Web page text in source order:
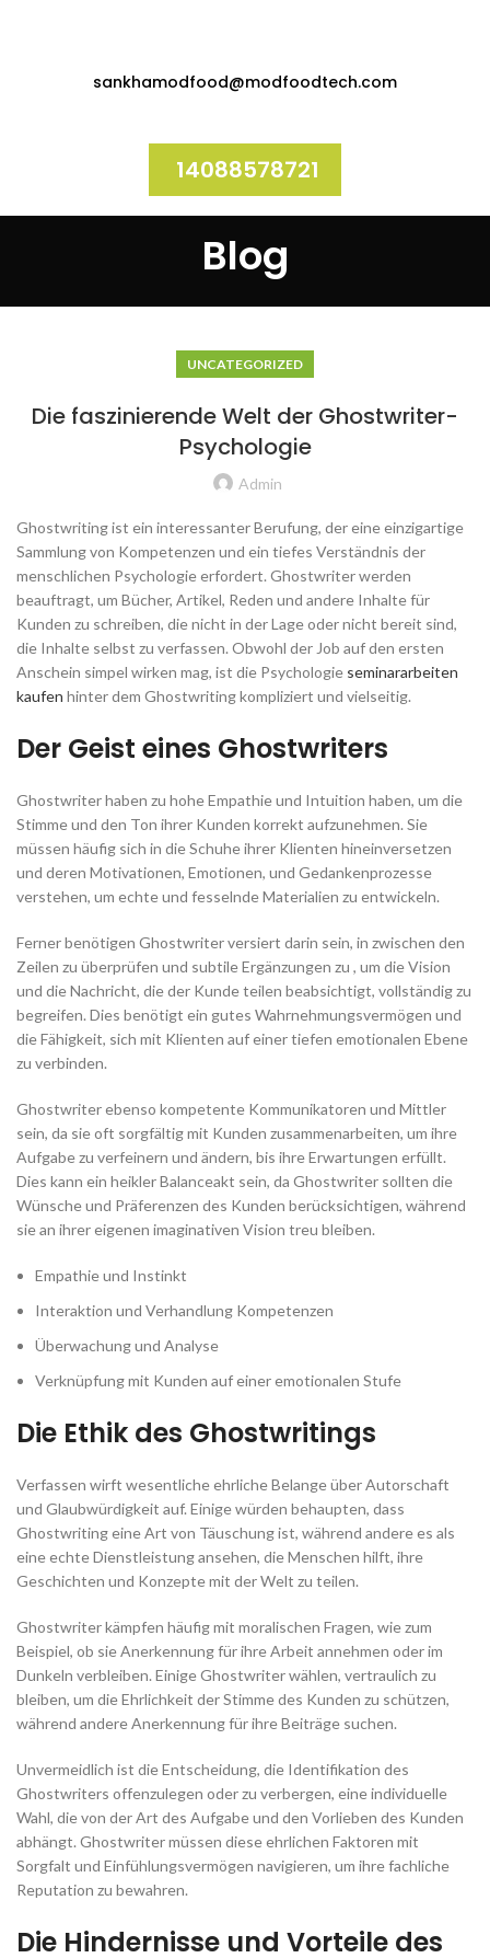
sankhamodfood@modfoodtech.com
14088578721
Blog
UNCATEGORIZED
Die faszinierende Welt der Ghostwriter-
Psychologie
Admin
Ghostwriting ist ein interessanter Berufung, der eine einzigartige
Sammlung von Kompetenzen und ein tiefes Verständnis der
menschlichen Psychologie erfordert. Ghostwriter werden
beauftragt, um Bücher, Artikel, Reden und andere Inhalte für
Kunden zu schreiben, die nicht in der Lage oder nicht bereit sind,
die Inhalte selbst zu verfassen. Obwohl der Job auf den ersten
Anschein simpel wirken mag, ist die Psychologie seminararbeiten
kaufen hinter dem Ghostwriting kompliziert und vielseitig.
Der Geist eines Ghostwriters
Ghostwriter haben zu hohe Empathie und Intuition haben, um die
Stimme und den Ton ihrer Kunden korrekt aufzunehmen. Sie
müssen häufig sich in die Schuhe ihrer Klienten hineinversetzen
und deren Motivationen, Emotionen, und Gedankenprozesse
verstehen, um echte und fesselnde Materialien zu entwickeln.
Ferner benötigen Ghostwriter versiert darin sein, in zwischen den
Zeilen zu überprüfen und subtile Ergänzungen zu , um die Vision
und die Nachricht, die der Kunde teilen beabsichtigt, vollständig zu
begreifen. Dies benötigt ein gutes Wahrnehmungsvermögen und
die Fähigkeit, sich mit Klienten auf einer tiefen emotionalen Ebene
zu verbinden.
Ghostwriter ebenso kompetente Kommunikatoren und Mittler
sein, da sie oft sorgfältig mit Kunden zusammenarbeiten, um ihre
Aufgabe zu verfeinern und ändern, bis ihre Erwartungen erfüllt.
Dies kann ein heikler Balanceakt sein, da Ghostwriter sollten die
Wünsche und Präferenzen des Kunden berücksichtigen, während
sie an ihrer eigenen imaginativen Vision treu bleiben.
Empathie und Instinkt
Interaktion und Verhandlung Kompetenzen
Überwachung und Analyse
Verknüpfung mit Kunden auf einer emotionalen Stufe
Die Ethik des Ghostwritings
Verfassen wirft wesentliche ehrliche Belange über Autorschaft
und Glaubwürdigkeit auf. Einige würden behaupten, dass
Ghostwriting eine Art von Täuschung ist, während andere es als
eine echte Dienstleistung ansehen, die Menschen hilft, ihre
Geschichten und Konzepte mit der Welt zu teilen.
Ghostwriter kämpfen häufig mit moralischen Fragen, wie zum
Beispiel, ob sie Anerkennung für ihre Arbeit annehmen oder im
Dunkeln verbleiben. Einige Ghostwriter wählen, vertraulich zu
bleiben, um die Ehrlichkeit der Stimme des Kunden zu schützen,
während andere Anerkennung für ihre Beiträge suchen.
Unvermeidlich ist die Entscheidung, die Identifikation des
Ghostwriters offenzulegen oder zu verbergen, eine individuelle
Wahl, die von der Art des Aufgabe und den Vorlieben des Kunden
abhängt. Ghostwriter müssen diese ehrlichen Faktoren mit
Sorgfalt und Einfühlungsvermögen navigieren, um ihre fachliche
Reputation zu bewahren.
Die Hindernisse und Vorteile des